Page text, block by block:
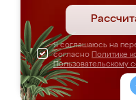
Я соглашаюсь на
согласно Политике
Пользовательскому